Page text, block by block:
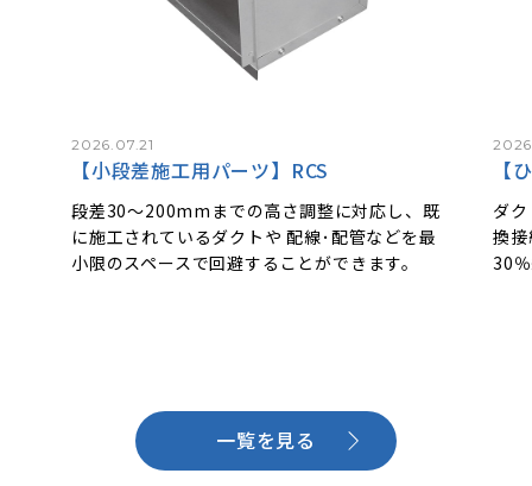
2026.07.21
【小段差施工用パーツ】RCS
段差30～200mmまでの高さ調整に対応し、既
に施工されているダクトや 配線･配管などを最
小限のスペースで回避することができます。
【
ダ
換
30
一覧を見る